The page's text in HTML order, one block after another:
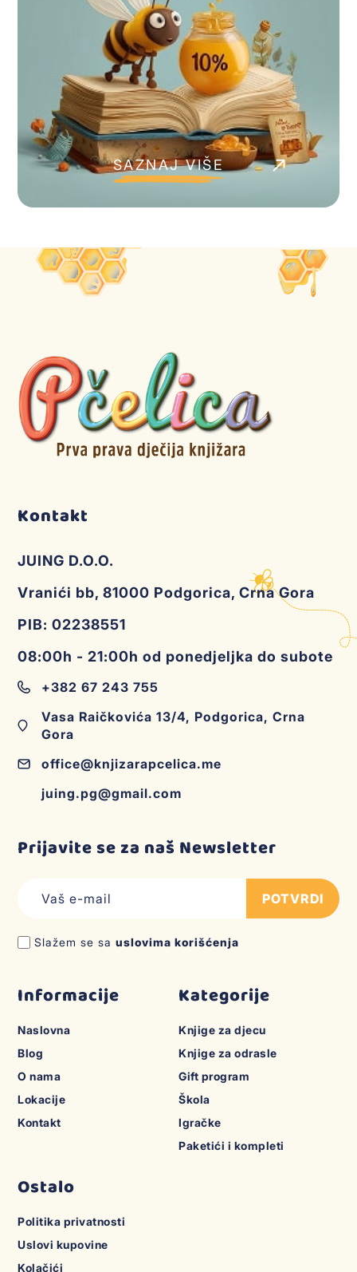
SAZNAJ VIŠE
Kontakt
JUING D.O.O.
Vranići bb, 81000 Podgorica, Crna Gora
PIB: 02238551
08:00h - 21:00h od ponedjeljka do subote
+382 67 243 755
Vasa Raičkovića 13/4, Podgorica, Crna
Gora
office@knjizarapcelica.me
juing.pg@gmail.com
Prijavite se za naš Newsletter
POTVRDI
Slažem se sauslovima korišćenja
Informacije
Naslovna
Blog
O nama
Lokacije
Kontakt
Kategorije
Knjige za djecu
Knjige za odrasle
Gift program
Škola
Igračke
Paketići i kompleti
Ostalo
Politika privatnosti
Uslovi kupovine
Kolačići